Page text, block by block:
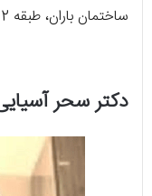
ساختمان باران، طبقه 2
دکتر سحر